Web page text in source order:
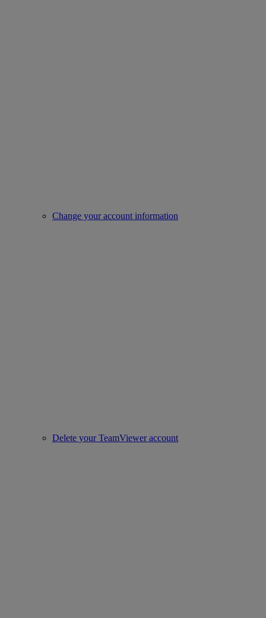
Change your account information
Delete your TeamViewer account